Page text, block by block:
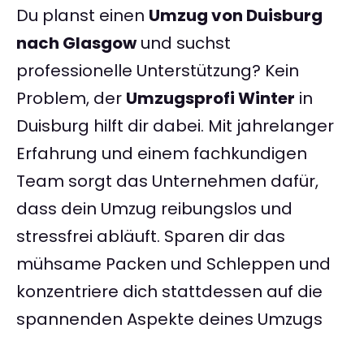
Du planst einen Umzug von Duisburg
nach Glasgowund suchst
professionelle Unterstützung? Kein
Problem, der Umzugsprofi Winter in
Duisburg hilft dir dabei. Mit jahrelanger
Erfahrung und einem fachkundigen
Team sorgt das Unternehmen dafür,
dass dein Umzug reibungslos und
stressfrei abläuft. Sparen dir das
mühsame Packen und Schleppen und
konzentriere dich stattdessen auf die
spannenden Aspekte deines Umzugs